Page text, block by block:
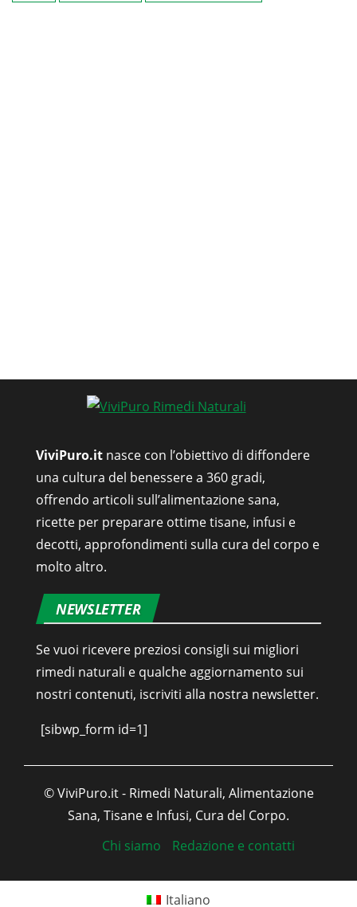
ViviPuro.it nasce con l’obiettivo di diffondere
una cultura del benessere a 360 gradi,
offrendo articoli sull’alimentazione sana,
ricette per preparare ottime tisane, infusi e
decotti, approfondimenti sulla cura del corpo e
molto altro.
NEWSLETTER
Se vuoi ricevere preziosi consigli sui migliori
rimedi naturali e qualche aggiornamento sui
nostri contenuti, iscriviti alla nostra newsletter.
[sibwp_form id=1]
© ViviPuro.it - Rimedi Naturali, Alimentazione
Sana, Tisane e Infusi, Cura del Corpo.
Chi siamo
Redazione e contatti
Italiano